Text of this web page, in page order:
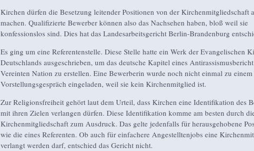
Kirchen dürfen die Besetzung leitender Positionen von der Kirchenmitgliedschaft
machen. Qualifizierte Bewerber können also das Nachsehen haben, bloß weil sie
konfessionslos sind. Dies hat das Landesarbeitsgericht Berlin-Brandenburg
Es ging um eine Referentenstelle. Diese Stelle hatte ein Werk der Evangelischen
Deutschlands ausgeschrieben, um das deutsche Kapitel eines
Vereinten Nation zu erstellen. Eine Bewerberin wurde noch nicht einmal zu einem
Vorstellungsgespräch eingeladen, weil sie kein Kirchenmitglied ist.
Zur Religionsfreiheit gehört laut dem Urteil, dass Kirchen eine Identifikation des
mit ihren Zielen verlangen dürfen. Diese Identifikation komme am besten durch
Kirchenmitgliedschaft zum Ausdruck. Das gelte jedenfalls für herausgehobene
wie die eines Referenten. Ob auch für einfachere Angestelltenjobs eine
verlangt werden darf, entschied das Gericht nicht.